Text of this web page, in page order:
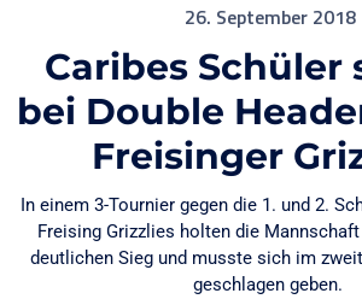
26. September 2018
Caribes Schüler
bei Double
Freisinger
In einem 3-Tournier gegen die 1. und 2.
Freising Grizzlies holten die
deutlichen Sieg und musste sich im
geschlagen geben.